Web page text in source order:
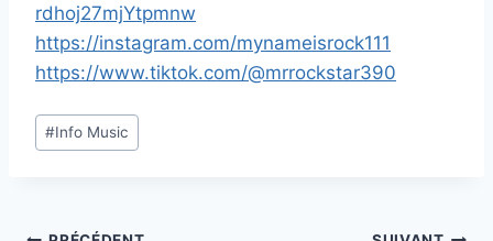
rdhoj27mjYtpmnw
https://instagram.com/mynameisrock111
https://www.tiktok.com/@mrrockstar390
Étiquettes
de
#Info Music